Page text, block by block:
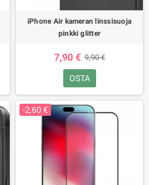
iPhone Air kameran linssisuoja
pinkki glitter
7,90 € 9,90 €
OSTA
-2,60 €